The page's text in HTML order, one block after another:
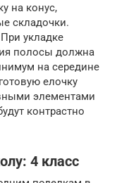
на конус,
складочки.
укладке
полосы должна
на середине
елочку
элементами
контрастно
4 класс